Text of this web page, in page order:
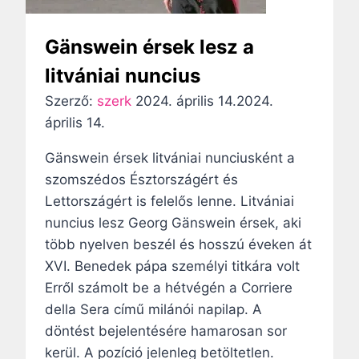
i
E
y
h
m
e
g
y
e
o
a
Gänswein érsek lesz a
litvániai nuncius
Szerző: szerk 2024. április 14.2024.
április 14.
Gänswein érsek litvániai nunciusként a
szomszédos Észtországért és
Lettországért is felelős lenne. Litvániai
nuncius lesz Georg Gänswein érsek, aki
több nyelven beszél és hosszú éveken át
XVI. Benedek pápa személyi titkára volt
Erről számolt be a hétvégén a Corriere
della Sera című milánói napilap. A
döntést bejelentésére hamarosan sor
kerül. A pozíció jelenleg betöltetlen.